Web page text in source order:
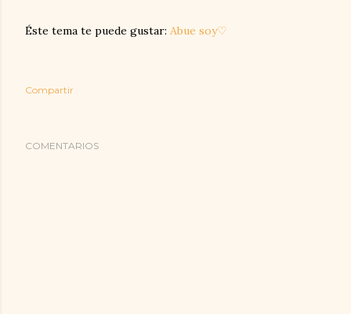
Éste tema te puede gustar: Abue soy♡
Compartir
COMENTARIOS